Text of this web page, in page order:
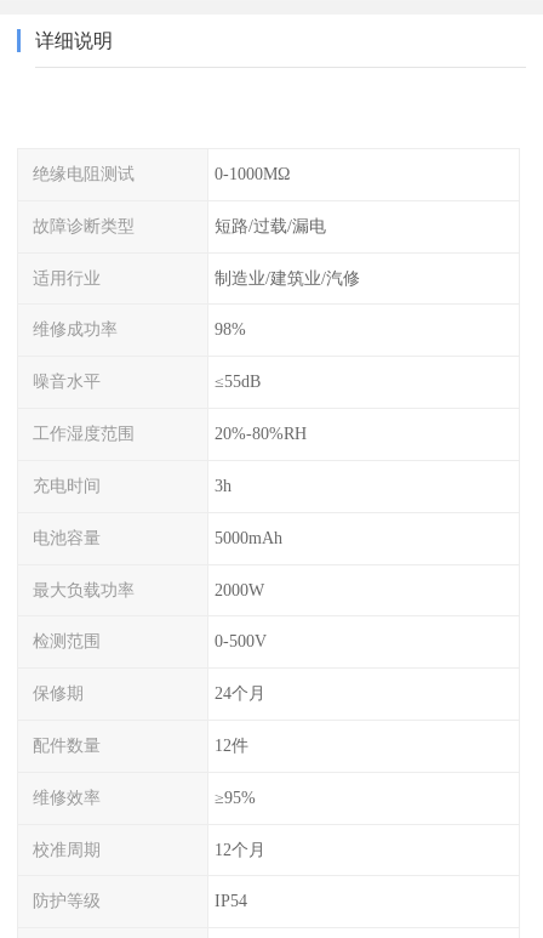
详细说明
绝缘电阻测试 0-1000MΩ
故障诊断类型 短路/过载/漏电
适用行业 制造业/建筑业/汽修
维修成功率 98%
噪音水平 ≤55dB
工作湿度范围 20%-80%RH
充电时间 3h
电池容量 5000mAh
最大负载功率 2000W
检测范围 0-500V
保修期 24个月
配件数量 12件
维修效率 ≥95%
校准周期 12个月
防护等级 IP54